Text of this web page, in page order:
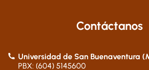
Contáctanos
Universidad de San Buenaventura
PBX: (604) 5145600